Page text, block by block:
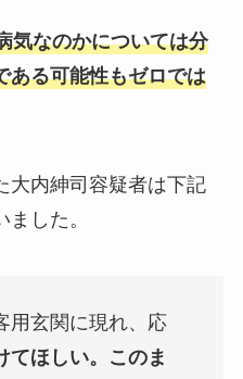
気なのかについては分
ある可能性もゼロでは
大内紳司容疑者は下記
した。
用玄関に現れ、応
てほしい。このま